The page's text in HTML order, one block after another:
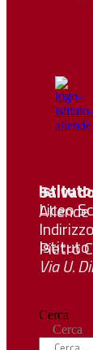
Istituto d’Istruzione
Liceo Scientifico Salvador Allende
Istituto Tecnico
Via U.
Cerca
Cerca